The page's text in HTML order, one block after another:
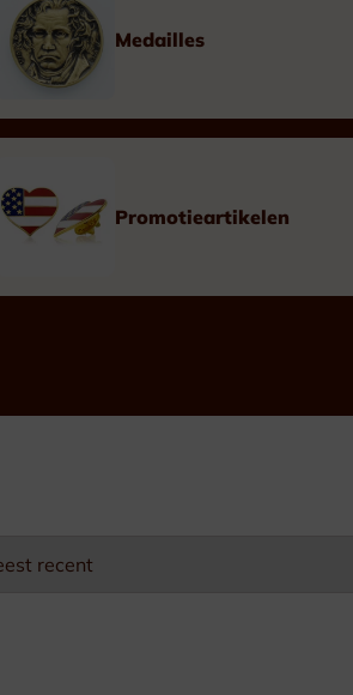
Eretekens
Militaire Eretekens
Medailles
Promotieartikelen